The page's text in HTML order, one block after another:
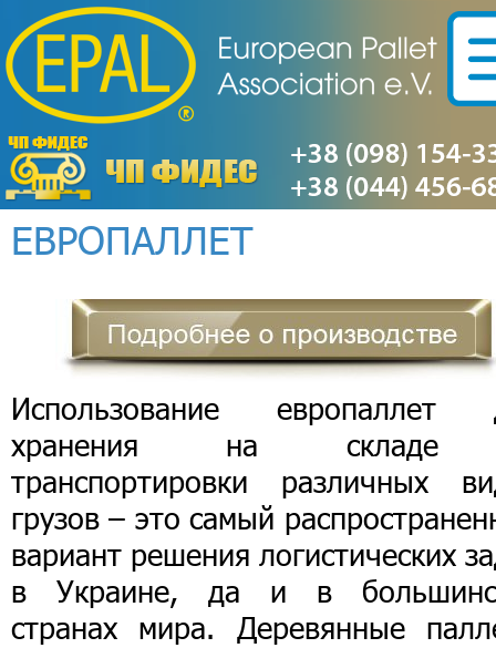
ЕВРОПАЛЛЕТ
Использование европаллет
хранения на
транспортировки различных
грузов – это самый
вариант решения логистических
в Украине, да и в
странах мира. Деревянные